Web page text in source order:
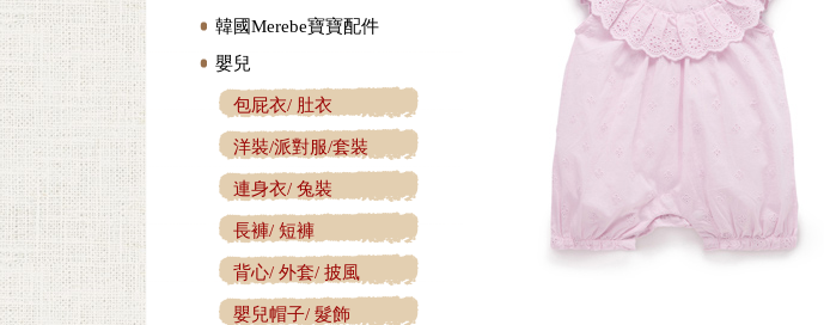
韓國Merebe寶寶配件
嬰兒
包屁衣/ 肚衣
洋裝/派對服/套裝
連身衣/ 兔裝
長褲/ 短褲
背心/ 外套/ 披風
嬰兒帽子/ 髮飾